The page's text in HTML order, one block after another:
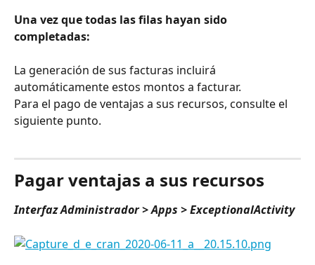
Una vez que todas las filas hayan sido
completadas:
La generación de sus facturas incluirá
automáticamente estos montos a facturar.
Para el pago de ventajas a sus recursos, consulte el
siguiente punto.
Pagar ventajas a sus recursos
Interfaz Administrador > Apps > ExceptionalActivity